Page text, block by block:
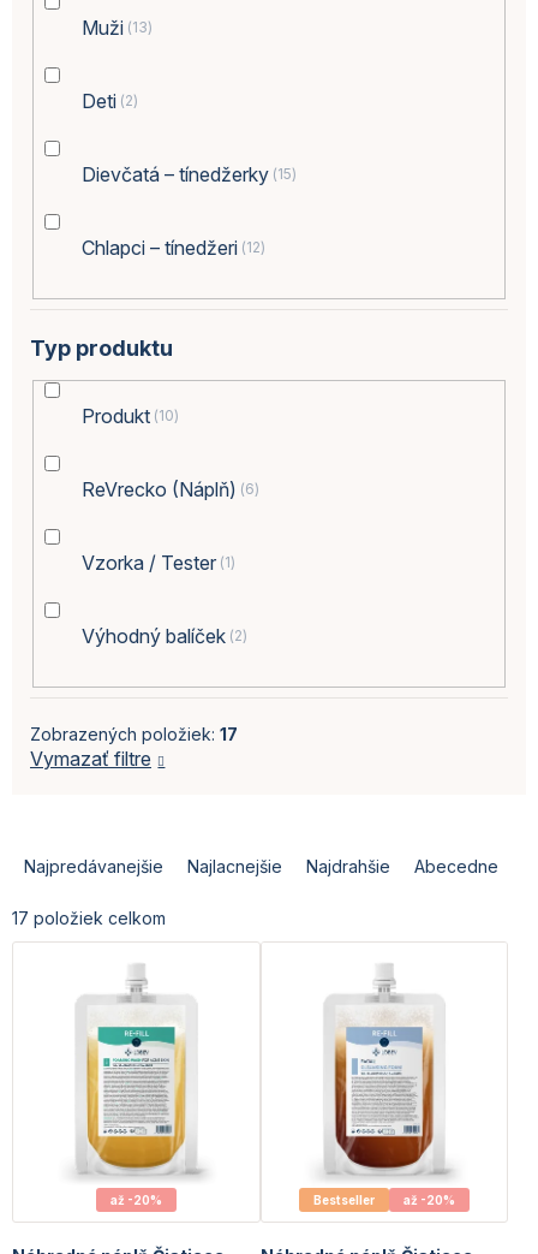
e
n
Najpredávanejšie Najlacnejšie Najdrahšie Abecedne
17 položiek celkom
Muži 13
Deti 2
Dievčatá – tínedžerky 15
Chlapci – tínedžeri 12
Typ produktu
Produkt 10
ReVrecko (Náplň) 6
Vzorka / Tester 1
Výhodný balíček 2
Vymazať filtre
Zobrazených položiek: 17
až -20% Bestseller až -20%